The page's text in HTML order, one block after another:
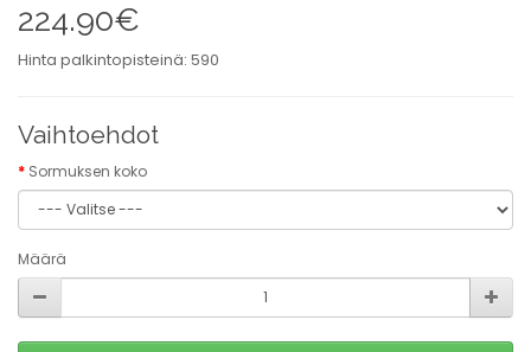
224.90€
Hinta palkintopisteinä: 590
Vaihtoehdot
Sormuksen koko
Määrä